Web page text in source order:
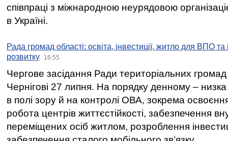
співпраці з міжнародною неурядовою
в Україні.
Рада громад області: освіта, інвестиції, житло для ВПО
розвитку
16:55
Чергове засідання Ради територіальних громад
Чернігові 27 липня. На порядку денному –
в полі зору й на контролі ОВА, зокрема освоєння
робота центрів життєстійкості, забезпечення
переміщених осіб житлом, розроблення